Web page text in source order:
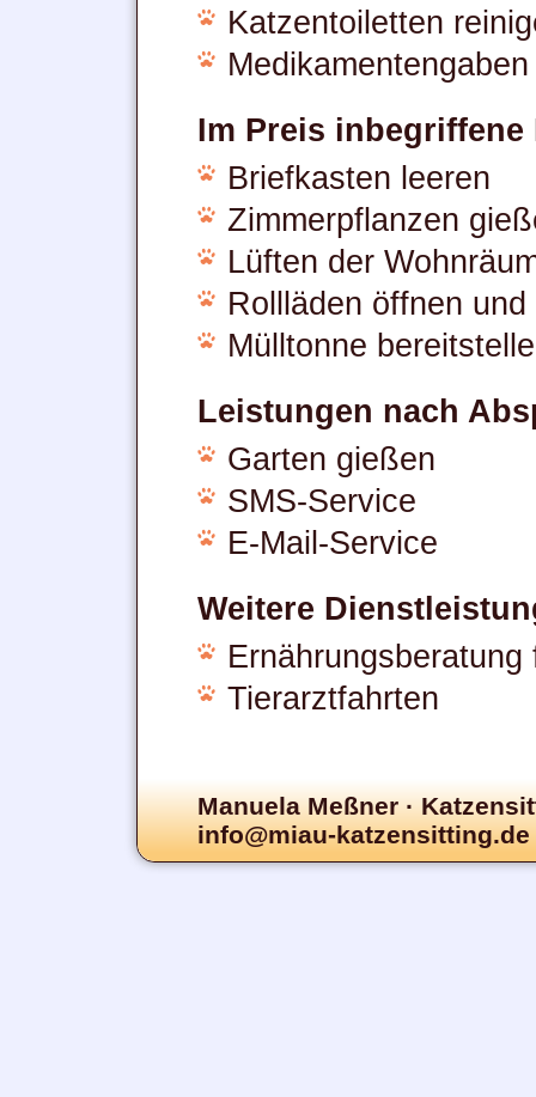
Katzentoiletten
Medikamentengaben
Im Preis
Briefkasten leeren
Zimmerpflanzen
Lüften der
Rollläden öffnen
Mülltonne
Leistungen nach
Garten gießen
SMS-Service
E-Mail-Service
Weitere
Ernährungsberatung
Tierarztfahrten
Manuela Meßner ·
info@miau-katzensitting.de